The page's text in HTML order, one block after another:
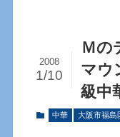
Ｍ
マウ
級中
2008
1/10
中華 大阪市福島